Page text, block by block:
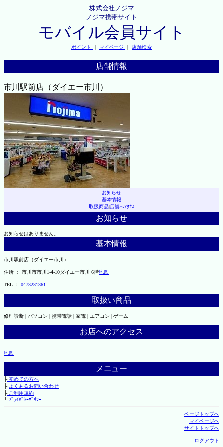
株式会社ノジマ
ノジマ携帯サイト
モバイル会員サイト
ポイント ｜ マイページ ｜ 店舗検索
店舗情報
市川駅前店（ダイエー市川）
お知らせ
基本情報
取扱商品|店舗へｱｸｾｽ
お知らせ
お知らせはありません。
基本情報
市川駅前店（ダイエー市川）
住所 ： 市川市市川1-4-10ダイエー市川 6階地図
TEL ： 0473231361
取扱い商品
修理診断 | パソコン | 携帯電話 | 家電 | エアコン | ゲーム
お店へのアクセス
地図
メニュー
├初めての方へ
├ よくあるお問い合わせ
├ご利用規約
└ﾌﾟﾗｲﾊﾞｼｰﾎﾟﾘｼｰ
ページトップへ
マイページへ
サイトトップへ
ログアウト